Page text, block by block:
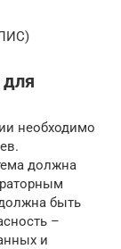
необходимо
должна
быть
–
и